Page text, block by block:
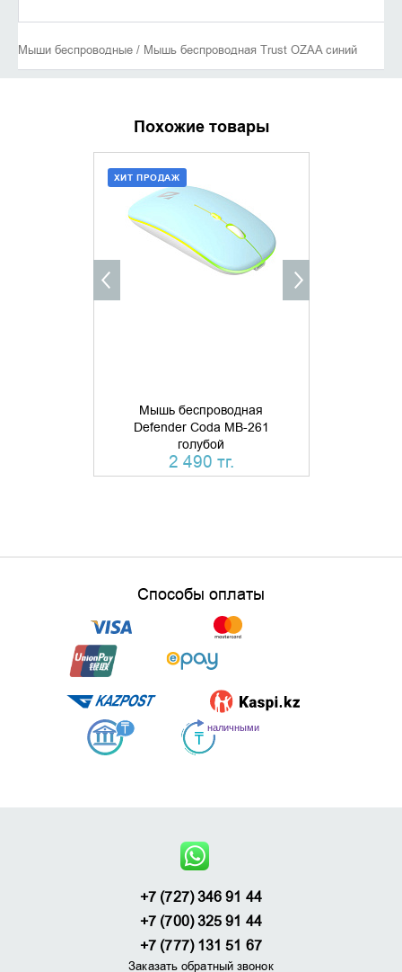
Мыши беспроводные / Мышь беспроводная Trust OZAA синий
Похожие товары
Мышь беспроводная
Defender Coda MB-261
голубой
2 490 тг.
ХИТ ПРОДАЖ
ДОБАВИТЬ В КОРЗИНУ
КУПИТЬ В 1 КЛИК
Способы оплаты
+7 (727) 346 91 44
+7 (700) 325 91 44
+7 (777) 131 51 67
Заказать обратный звонок